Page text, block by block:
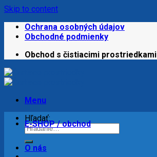
Skip to content
Ochrana osobných údajov
Obchodné podmienky
Obchod s čistiacimi prostriedkami
Menu
Hľadať:
E-SHOP / obchod
O nás